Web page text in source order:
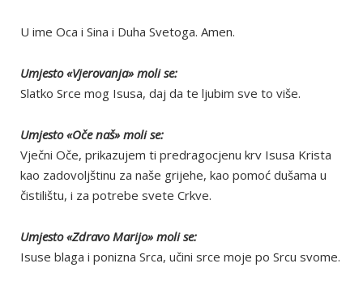
U ime Oca i Sina i Duha Svetoga. Amen.
Umjesto «Vjerovanja» moli se:
Slatko Srce mog Isusa, daj da te ljubim sve to više.
Umjesto «Oče naš» moli se:
Vječni Oče, prikazujem ti predragocjenu krv Isusa Krista
kao zadovoljštinu za naše grijehe, kao pomoć dušama u
čistilištu, i za potrebe svete Crkve.
Umjesto «Zdravo Marijo» moli se:
Isuse blaga i ponizna Srca, učini srce moje po Srcu svome.